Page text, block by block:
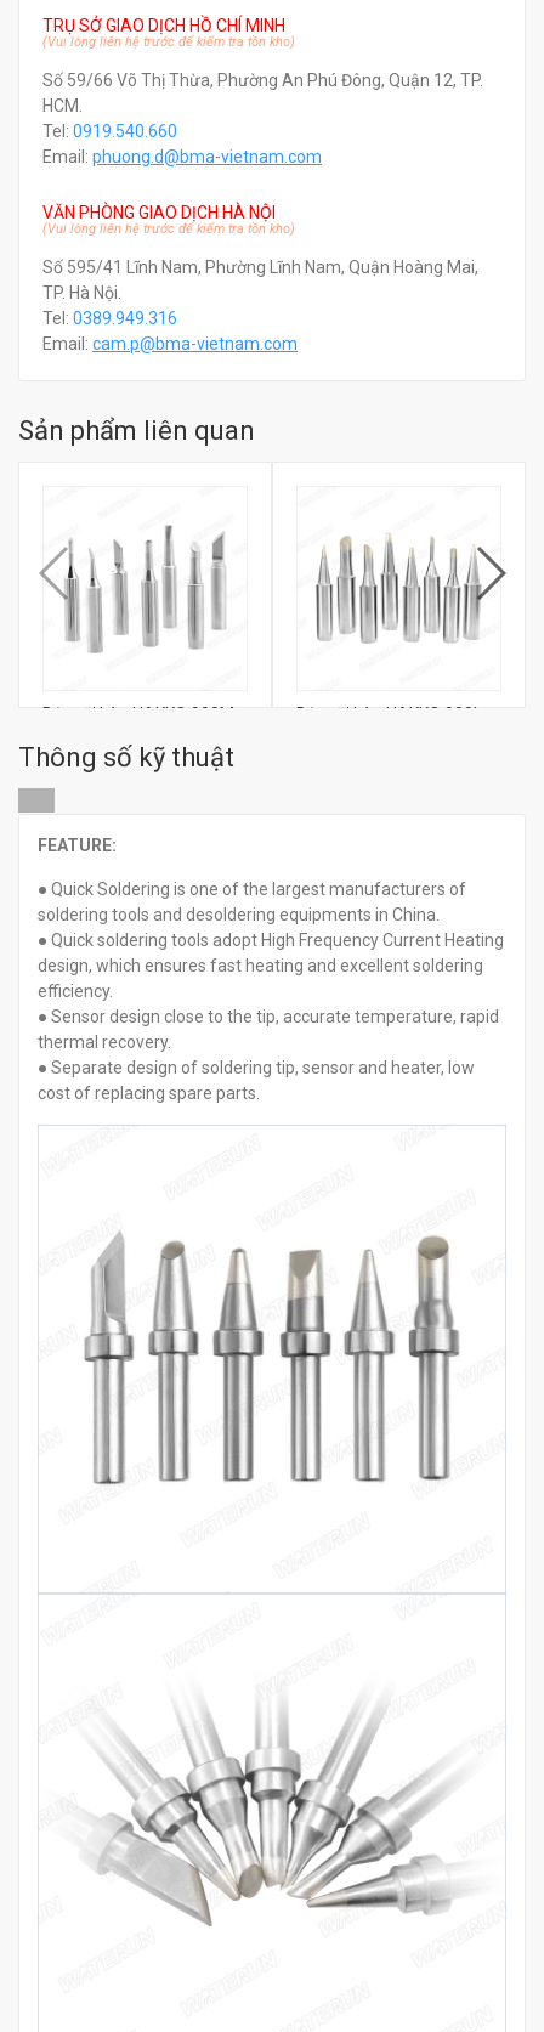
TRỤ SỞ GIAO DỊCH HỒ CHÍ MINH
(Vui lòng liên hệ trước để kiểm tra tồn kho)
Số 59/66 Võ Thị Thừa, Phường An Phú Đông, Quận 12, TP.
HCM.
Tel: 0919.540.660
Email: phuong.d@bma-vietnam.com
VĂN PHÒNG GIAO DỊCH HÀ NỘI
(Vui lòng liên hệ trước để kiểm tra tồn kho)
Số 595/41 Lĩnh Nam, Phường Lĩnh Nam, Quận Hoàng Mai,
TP. Hà Nội.
Tel: 0389.949.316
Email: cam.p@bma-vietnam.com
Sản phẩm liên quan
Bộ mũi hàn HAKKO 900M
0đ
Bộ mũi hàn HAKKO 900L
Thông số kỹ thuật
FEATURE:
● Quick Soldering is one of the largest manufacturers of
soldering tools and desoldering equipments in China.
● Quick soldering tools adopt High Frequency Current Heating
design, which ensures fast heating and excellent soldering
efficiency.
● Sensor design close to the tip, accurate temperature, rapid
thermal recovery.
● Separate design of soldering tip, sensor and heater, low
cost of replacing spare parts.